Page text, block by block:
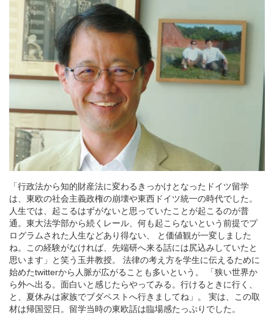
「行政法から知的財産法に変わるきっかけとなったドイツ留学
は、東欧の社会主義政権の崩壊や東西ドイツ統一の時代でした。
人生では、起こるはずがないと思っていたことが起こるのが普
通。東大法学部から続くレール、何も起こらないという前提でプ
ログラムされた人生などあり得ない、 と価値観が一変しました
ね。この経験がなければ、先端研へ来る話には尻込みしていたと
思います」と笑う玉井教授。 法律の考え方を学生に伝えるために
始めたtwitterから人脈が広がることも多いという。 「狭い世界か
ら外へ出る。面白いと感じたらやってみる。行けるときに行く、
と、夏休みは家族でブダペストへ行きましてね」。 実は、この取
材は帰国翌日。留学当時の東欧話は臨場感たっぷりでした。